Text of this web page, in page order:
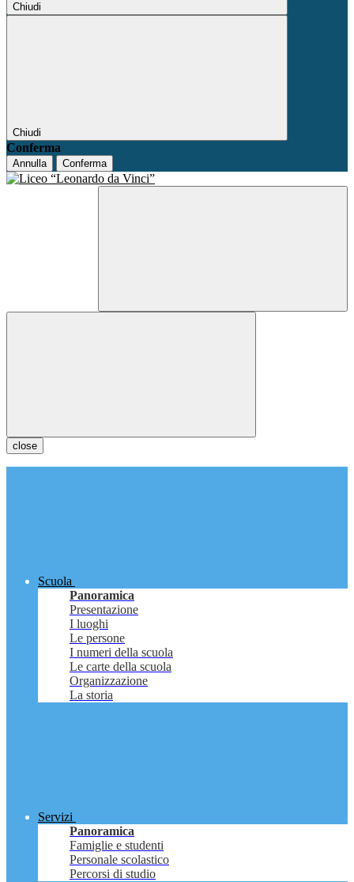
Chiudi
Chiudi
Conferma
Annulla Conferma
close
Scuola
Panoramica
Presentazione
I luoghi
Le persone
I numeri della scuola
Le carte della scuola
Organizzazione
La storia
Servizi
Panoramica
Famiglie e studenti
Personale scolastico
Percorsi di studio